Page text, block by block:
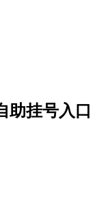
助挂号入口